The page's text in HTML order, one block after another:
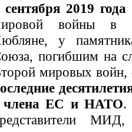
сентября 2019 года
войны в
у
погибшим на
мировых войн,
ЕС и НАТО.